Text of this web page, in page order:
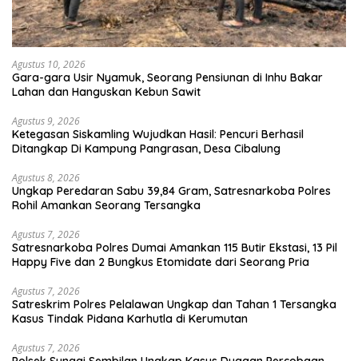
Agustus 10, 2026
Gara-gara Usir Nyamuk, Seorang Pensiunan di Inhu Bakar
Lahan dan Hanguskan Kebun Sawit
Agustus 9, 2026
Ketegasan Siskamling Wujudkan Hasil: Pencuri Berhasil
Ditangkap Di Kampung Pangrasan, Desa Cibalung
Agustus 8, 2026
Ungkap Peredaran Sabu 39,84 Gram, Satresnarkoba Polres
Rohil Amankan Seorang Tersangka
Agustus 7, 2026
Satresnarkoba Polres Dumai Amankan 115 Butir Ekstasi, 13 Pil
Happy Five dan 2 Bungkus Etomidate dari Seorang Pria
Agustus 7, 2026
Satreskrim Polres Pelalawan Ungkap dan Tahan 1 Tersangka
Kasus Tindak Pidana Karhutla di Kerumutan
Agustus 7, 2026